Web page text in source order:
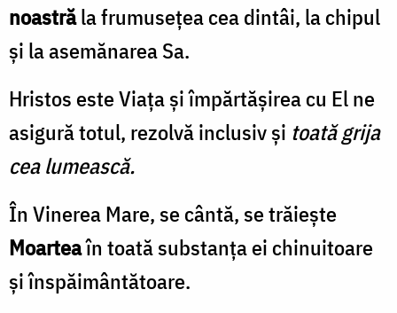
noastrăla frumuseţea cea dintâi, la chipul
şi la asemănarea Sa.
Hristos este Viaţa şi împărtăşirea cu El ne
asigură totul, rezolvă inclusiv şi toată grija
cea lumească.
În Vinerea Mare, se cântă, se trăieşte
Moarteaîn toată substanţa ei chinuitoare
şi înspăimântătoare.